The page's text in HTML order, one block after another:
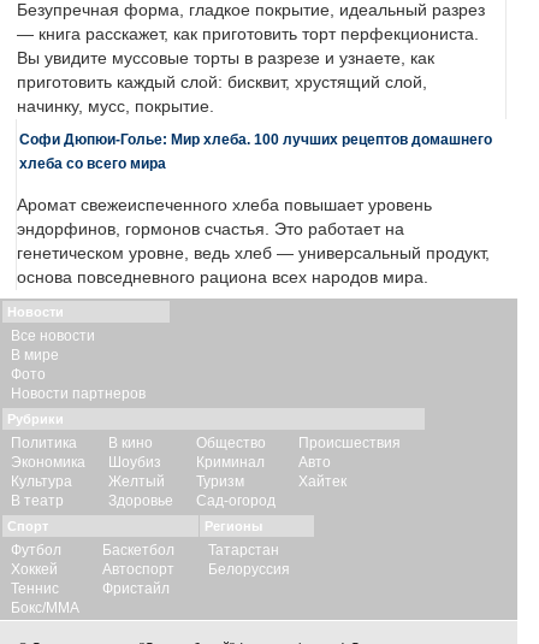
Безупречная форма, гладкое покрытие, идеальный разрез
— книга расскажет, как приготовить торт перфекциониста.
Вы увидите муссовые торты в разрезе и узнаете, как
приготовить каждый слой: бисквит, хрустящий слой,
начинку, мусс, покрытие.
Софи Дюпюи-Голье: Мир хлеба. 100 лучших рецептов домашнего
хлеба со всего мира
Аромат свежеиспеченного хлеба повышает уровень
эндорфинов, гормонов счастья. Это работает на
генетическом уровне, ведь хлеб — универсальный продукт,
основа повседневного рациона всех народов мира.
Новости
Все новости
В мире
Фото
Новости партнеров
Рубрики
Политика
Экономика
Культура
В театр
В кино
Шоубиз
Желтый
Здоровье
Общество
Криминал
Туризм
Сад-огород
Происшествия
Авто
Хайтек
Спорт
Футбол
Хоккей
Теннис
Бокс/ММА
Баскетбол
Автоспорт
Фристайл
Регионы
Татарстан
Белоруссия